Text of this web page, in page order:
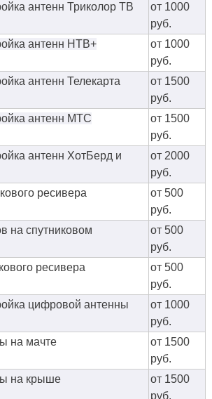
антенн Триколор ТВ
от 1000
руб.
антенн НТВ+
от 1000
руб.
антенн Телекарта
от 1500
руб.
антенн МТС
от 1500
руб.
антенн ХотБерд и
от 2000
руб.
ресивера
от 500
руб.
на спутниковом
от 500
руб.
ресивера
от 500
руб.
цифровой антенны
от 1000
руб.
на мачте
от 1500
руб.
на крыше
от 1500
руб.